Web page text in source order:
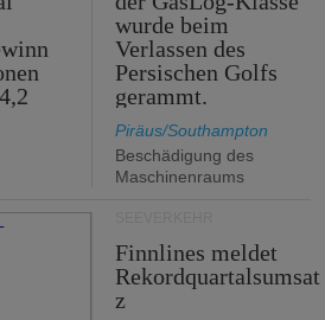
wurde beim
Verlassen des
Persischen Golfs
gerammt.
Piräus/Southampton
Beschädigung des
Maschinenraums
Finnlines meldet
Rekordquartalsumsat
z